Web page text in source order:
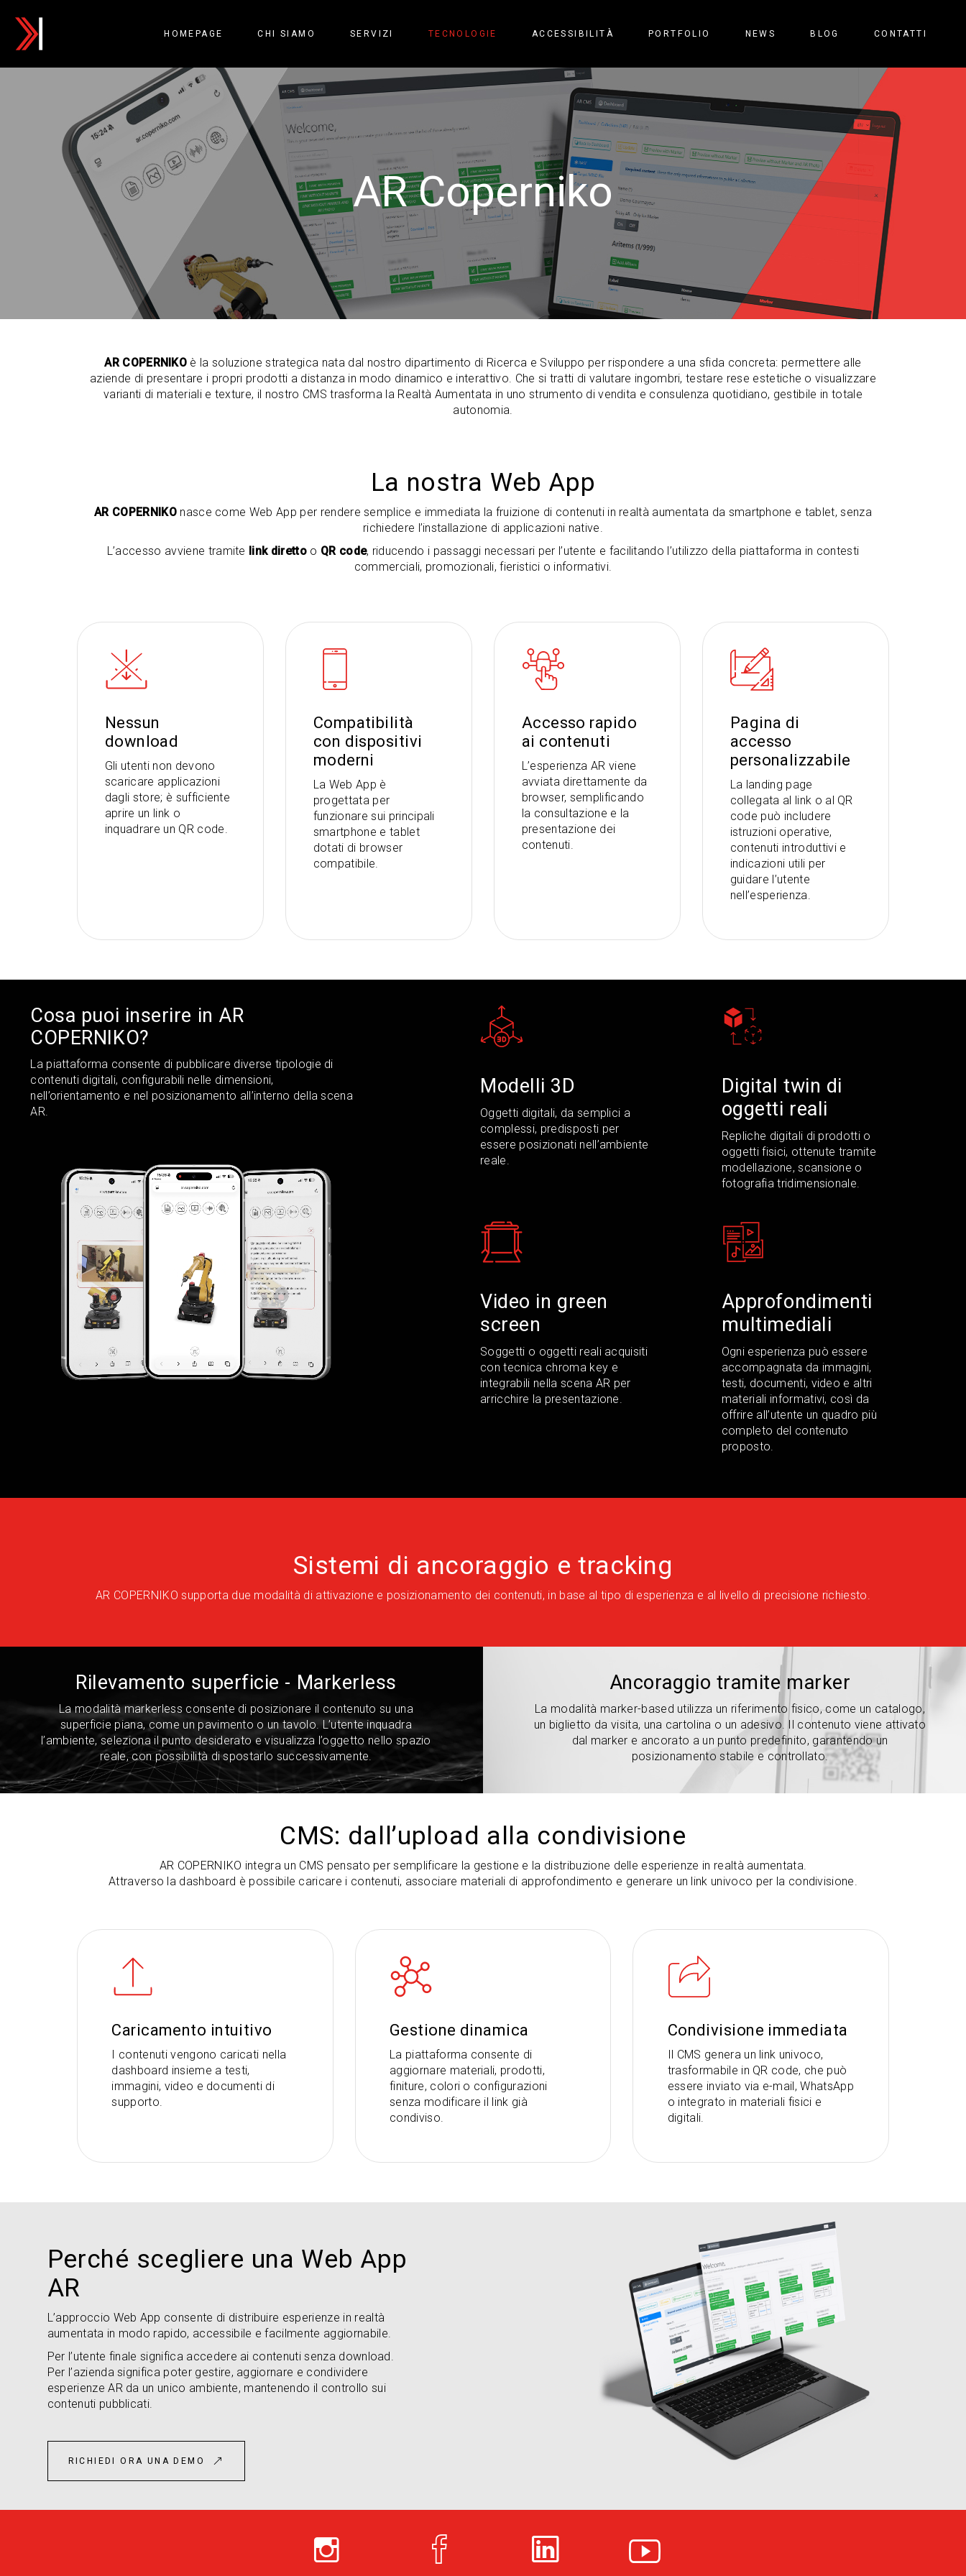
HOMEPAGE CHI SIAMO SERVIZI TECNOLOGIE ACCESSIBILITÀ PORTFOLIO NEWS BLOG CONTATTI
AR Coperniko
AR COPERNIKO è la soluzione strategica nata dal nostro dipartimento di Ricerca e Sviluppo per rispondere a una sfida concreta: permettere alle
aziende di presentare i propri prodotti a distanza in modo dinamico e interattivo. Che si tratti di valutare ingombri, testare rese estetiche o visualizzare
varianti di materiali e texture, il nostro CMS trasforma la Realtà Aumentata in uno strumento di vendita e consulenza quotidiano, gestibile in totale
autonomia.
La nostra Web App
AR COPERNIKOnasce come Web App per rendere semplice e immediata la fruizione di contenuti in realtà aumentata da smartphone e tablet, senza
richiedere l’installazione di applicazioni native.
L’accesso avviene tramite link direttoo QR code, riducendo i passaggi necessari per l’utente e facilitando l’utilizzo della piattaforma in contesti
commerciali, promozionali, fieristici o informativi.
Nessun
download
Gli utenti non devono
scaricare applicazioni
dagli store; è sufficiente
aprire un link o
inquadrare un QR code.
Compatibilità
con dispositivi
moderni
La Web App è
progettata per
funzionare sui principali
smartphone e tablet
dotati di browser
compatibile.
Accesso rapido
ai contenuti
L’esperienza AR viene
avviata direttamente da
browser, semplificando
la consultazione e la
presentazione dei
contenuti.
Pagina di
accesso
personalizzabile
La landing page
collegata al link o al QR
code può includere
istruzioni operative,
contenuti introduttivi e
indicazioni utili per
guidare l’utente
nell’esperienza.
Cosa puoi inserire in AR
COPERNIKO?
La piattaforma consente di pubblicare diverse tipologie di
contenuti digitali, configurabili nelle dimensioni,
nell’orientamento e nel posizionamento all’interno della scena
AR.
Modelli 3D
Oggetti digitali, da semplici a
complessi, predisposti per
essere posizionati nell’ambiente
reale.
Digital twin di
oggetti reali
Repliche digitali di prodotti o
oggetti fisici, ottenute tramite
modellazione, scansione o
fotografia tridimensionale.
Video in green
screen
Soggetti o oggetti reali acquisiti
con tecnica chroma key e
integrabili nella scena AR per
arricchire la presentazione.
Approfondimenti
multimediali
Ogni esperienza può essere
accompagnata da immagini,
testi, documenti, video e altri
materiali informativi, così da
offrire all’utente un quadro più
completo del contenuto
proposto.
Sistemi di ancoraggio e tracking
AR COPERNIKO supporta due modalità di attivazione e posizionamento dei contenuti, in base al tipo di esperienza e al livello di precisione richiesto.
Rilevamento superficie - Markerless
La modalità markerless consente di posizionare il contenuto su una
superficie piana, come un pavimento o un tavolo. L’utente inquadra
l’ambiente, seleziona il punto desiderato e visualizza l’oggetto nello spazio
reale, con possibilità di spostarlo successivamente.
Ancoraggio tramite marker
La modalità marker-based utilizza un riferimento fisico, come un catalogo,
un biglietto da visita, una cartolina o un adesivo. Il contenuto viene attivato
dal marker e ancorato a un punto predefinito, garantendo un
posizionamento stabile e controllato.
CMS: dall’upload alla condivisione
AR COPERNIKO integra un CMS pensato per semplificare la gestione e la distribuzione delle esperienze in realtà aumentata.
Attraverso la dashboard è possibile caricare i contenuti, associare materiali di approfondimento e generare un link univoco per la condivisione.
Caricamento intuitivo
I contenuti vengono caricati nella
dashboard insieme a testi,
immagini, video e documenti di
supporto.
Gestione dinamica
La piattaforma consente di
aggiornare materiali, prodotti,
finiture, colori o configurazioni
senza modificare il link già
condiviso.
Condivisione immediata
Il CMS genera un link univoco,
trasformabile in QR code, che può
essere inviato via e-mail, WhatsApp
o integrato in materiali fisici e
digitali.
Perché scegliere una Web App
AR
L’approccio Web App consente di distribuire esperienze in realtà
aumentata in modo rapido, accessibile e facilmente aggiornabile.
Per l’utente finale significa accedere ai contenuti senza download.
Per l’azienda significa poter gestire, aggiornare e condividere
esperienze AR da un unico ambiente, mantenendo il controllo sui
contenuti pubblicati.
RICHIEDI ORA UNA DEMO